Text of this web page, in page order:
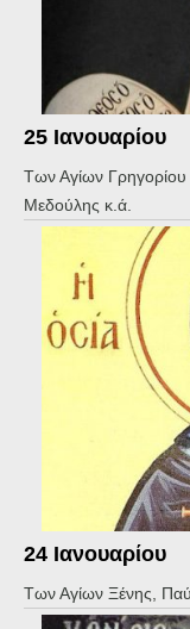
25 Ιανουαρίου
Των Αγίων
Μεδούλης κ.ά.
24 Ιανουαρίου
Των Αγίων Ξένης,